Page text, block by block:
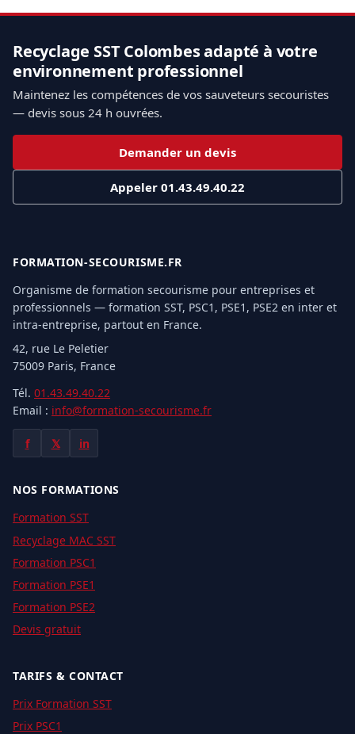
Recyclage SST Colombes adapté à votre
environnement professionnel
Maintenez les compétences de vos sauveteurs secouristes
— devis sous 24 h ouvrées.
Demander un devis
Appeler 01.43.49.40.22
FORMATION-SECOURISME.FR
Organisme de formation secourisme pour entreprises et
professionnels — formation SST, PSC1, PSE1, PSE2 en inter et
intra-entreprise, partout en France.
42, rue Le Peletier
75009 Paris, France
Tél. 01.43.49.40.22
Email : info@formation-secourisme.fr
f 𝕏 in
NOS FORMATIONS
Formation SST
Recyclage MAC SST
Formation PSC1
Formation PSE1
Formation PSE2
Devis gratuit
TARIFS & CONTACT
Prix Formation SST
Prix PSC1